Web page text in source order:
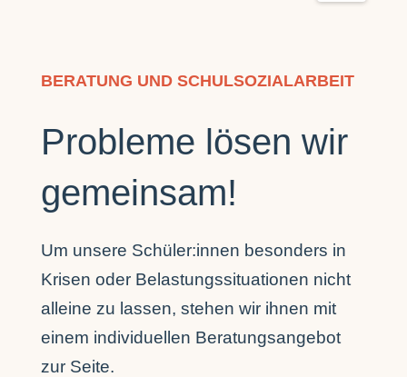
BERATUNG UND SCHULSOZIALARBEIT
Probleme lösen wir
gemeinsam!
Um unsere Schüler:innen besonders in
Krisen oder Belastungssituationen nicht
alleine zu lassen, stehen wir ihnen mit
einem individuellen Beratungsangebot
zur Seite.